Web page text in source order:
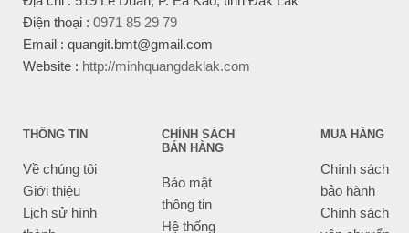
Điện thoại : 0971 85 29 79
Email : quangit.bmt@gmail.com
Website : http://minhquangdaklak.com
THÔNG TIN
Về chúng tôi
Giới thiệu
Lịch sử hình
CHÍNH SÁCH
BÁN HÀNG
Bảo mật
thông tin
Hệ thống
MUA HÀNG
Chính sách
bảo hành
Chính sách